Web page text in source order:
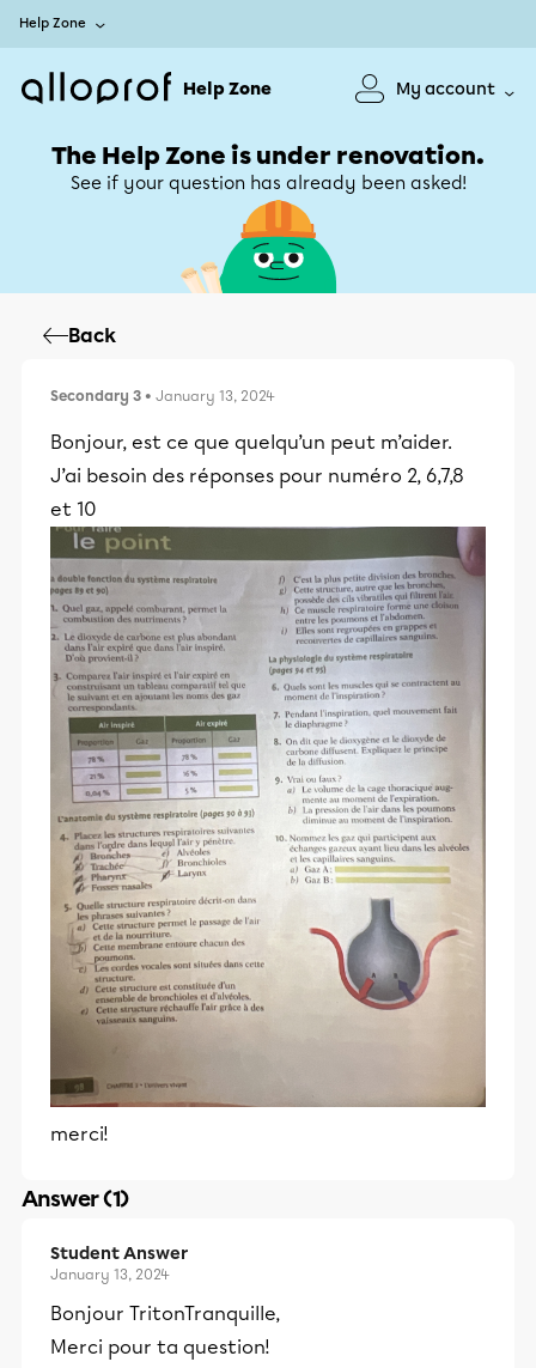
Help Zone
Help Zone My account
The Help Zone is under renovation.
See if your question has already been asked!
Back
Secondary 3 • January 13, 2024
Bonjour, est ce que quelqu’un peut m’aider.
J’ai besoin des réponses pour numéro 2, 6,7,8
et 10
merci!
Answer (1)
Student Answer
January 13, 2024
Bonjour TritonTranquille,
Merci pour ta question!